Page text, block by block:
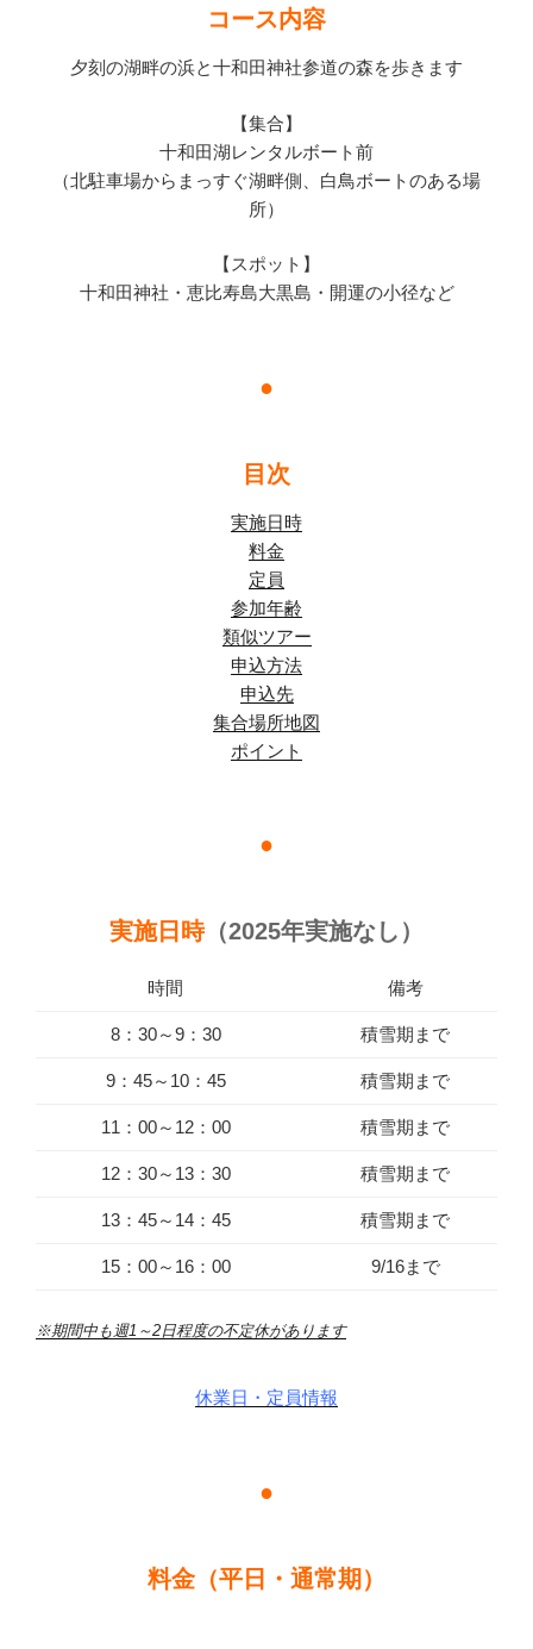
コース内容
夕刻の湖畔の浜と十和田神社参道の森を歩きます
【集合】
十和田湖レンタルボート前
（北駐車場からまっすぐ湖畔側、白鳥ボートのある場
所）
【スポット】
十和田神社・恵比寿島大黒島・開運の小径など
●
目次
実施日時
料金
定員
参加年齢
類似ツアー
申込方法
申込先
集合場所地図
ポイント
●
実施日時（2025年実施なし）
時間 備考
8：30～9：30 積雪期まで
9：45～10：45 積雪期まで
11：00～12：00 積雪期まで
12：30～13：30 積雪期まで
13：45～14：45 積雪期まで
15：00～16：00 9/16まで
※期間中も週1～2日程度の不定休があります
休業日・定員情報
●
料金（平日・通常期）